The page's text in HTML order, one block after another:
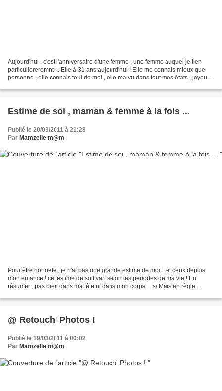
Aujourd'hui , c'est l'anniversaire d'une femme , une femme auquel je tien
particuliereremnt ... Elle à 31 ans aujourd'hui ! Elle me connais mieux que
personne , elle connais tout de moi , elle ma vu dans tout mes états , joyeuse
Estime de soi , maman & femme à la fois ...
Publié le 20/03/2011 à 21:28
Par Mamzelle m@m
Pour être honnete , je n'ai pas une grande estime de moi .. et ceux depuis
mon enfance ! cet estime de soit vari selon les periodes de ma vie ! En
résumer , pas bien dans ma tête ni dans mon corps ... s/ Mais en règle
@ Retouch' Photos !
Publié le 19/03/2011 à 00:02
Par Mamzelle m@m